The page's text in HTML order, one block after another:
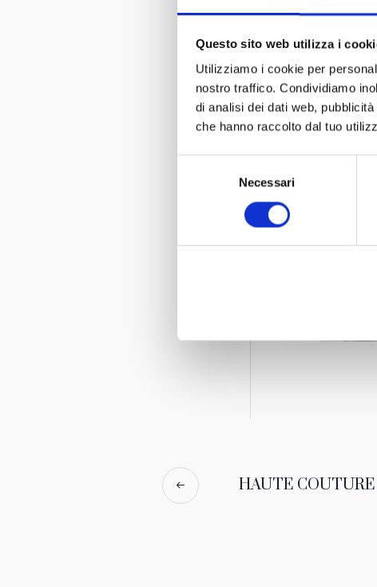
Questo sito web utilizza i
Utilizziamo i cookie per
nostro traffico. Condividiamo
di analisi dei dati web,
che hanno raccolto dal tuo
Necessari
Iniziativa
prima persona
HAUTE